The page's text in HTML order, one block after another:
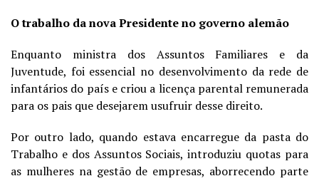
O trabalho da nova Presidente no governo alemão
Enquanto ministra dos Assuntos Familiares e da
Juventude, foi essencial no desenvolvimento da rede de
infantários do país e criou a licença parental remunerada
para os pais que desejarem usufruir desse direito.
Por outro lado, quando estava encarregue da pasta do
Trabalho e dos Assuntos Sociais, introduziu quotas para
as mulheres na gestão de empresas, aborrecendo parte